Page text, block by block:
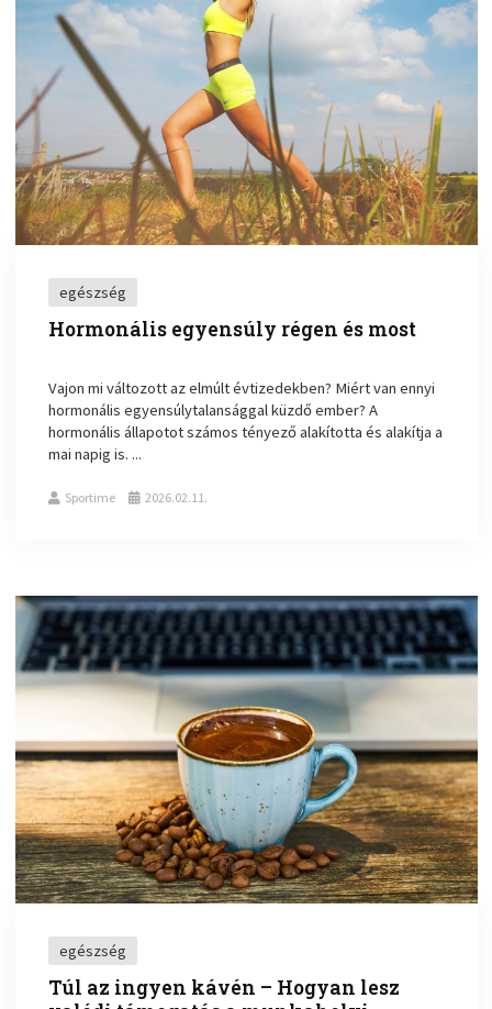
egészség
Hormonális egyensúly régen és most
Vajon mi változott az elmúlt évtizedekben? Miért van ennyi
hormonális egyensúlytalansággal küzdő ember? A
hormonális állapotot számos tényező alakította és alakítja a
mai napig is. ...
Sportime 2026.02.11.
egészség
Túl az ingyen kávén – Hogyan lesz